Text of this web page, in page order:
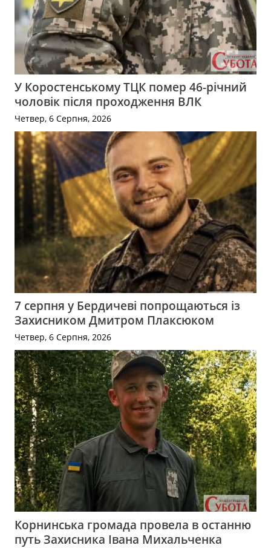
У Коростенському ТЦК помер 46-річний
чоловік після проходження ВЛК
Четвер, 6 Серпня, 2026
7 серпня у Бердичеві попрощаються із
Захисником Дмитром Плаксюком
Четвер, 6 Серпня, 2026
Корнинська громада провела в останню
путь Захисника Івана Михальченка